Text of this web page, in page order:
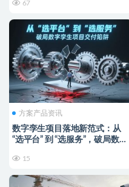
67
方案产品资讯
数字孪生项目落地新范式：从
“选平台” 到 “选服务”，破局数字
15